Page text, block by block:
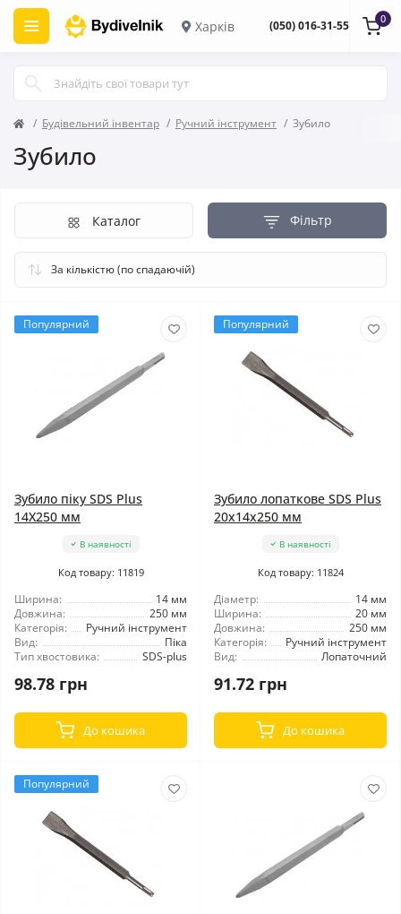
Харків (050) 016-31-55 0
Будівельний інвентар Ручний інструмент Зубило
Зубило
Фільтр
Каталог
Популярний
Зубило піку SDS Plus
14X250 мм
В наявності
Код товару: 11819
Ширина:
14 мм
Довжина:
250 мм
Категорія:
Ручний інструмент
Вид:
Піка
Тип хвостовика:
SDS-plus
98.78 грн
До кошика
Популярний
Зубило лопаткове SDS Plus
20x14x250 мм
В наявності
Код товару: 11824
Діаметр:
14 мм
Ширина:
20 мм
Довжина:
250 мм
Категорія:
Ручний інструмент
Вид:
Лопаточний
91.72 грн
До кошика
Популярний